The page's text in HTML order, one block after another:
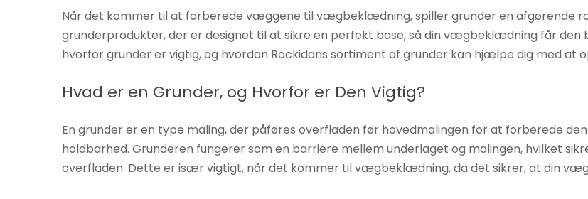
Når det kommer til at forberede væggene til vægbeklædning, spiller grunder en afgørende
grunderprodukter, der er designet til at sikre en perfekt base, så din vægbeklædning får den
hvorfor grunder er vigtig, og hvordan Rockidans sortiment af grunder kan hjælpe dig med at
Hvad er en Grunder, og Hvorfor er Den Vigtig?
En grunder er en type maling, der påføres overfladen før hovedmalingen for at forberede
holdbarhed. Grunderen fungerer som en barriere mellem underlaget og malingen, hvilket
overfladen. Dette er især vigtigt, når det kommer til vægbeklædning, da det sikrer, at din
nægter disse
cookies,
forsvinder
funktioner fra
Marketing